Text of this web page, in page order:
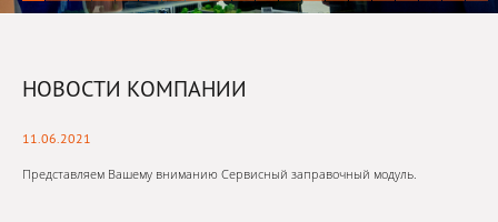
НОВОСТИ КОМПАНИИ
11.06.2021
Представляем Вашему вниманию Сервисный заправочный модуль.